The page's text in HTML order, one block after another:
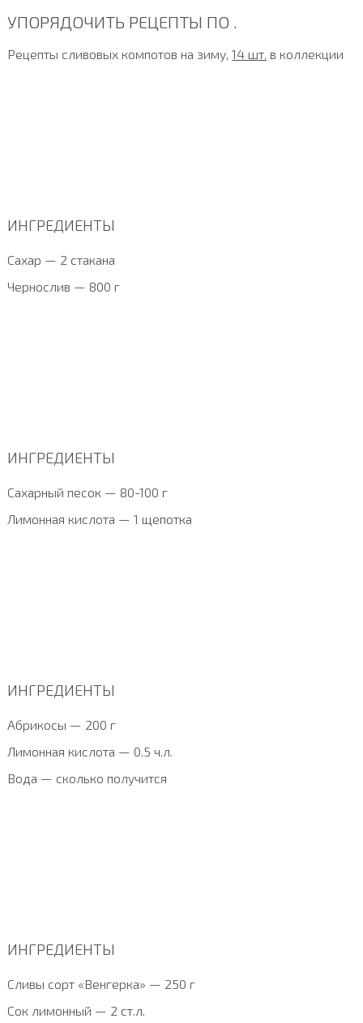
УПОРЯДОЧИТЬ РЕЦЕПТЫ ПО .
Рецепты сливовых компотов на зиму, 14 шт. в коллекции
ИНГРЕДИЕНТЫ
Сахар — 2 стакана
Чернослив — 800 г
ИНГРЕДИЕНТЫ
Сахарный песок — 80-100 г
Лимонная кислота — 1 щепотка
ИНГРЕДИЕНТЫ
Абрикосы — 200 г
Лимонная кислота — 0.5 ч.л.
Вода — сколько получится
ИНГРЕДИЕНТЫ
Сливы сорт «Венгерка» — 250 г
Сок лимонный — 2 ст.л.